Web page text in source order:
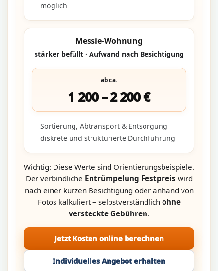
möglich
Messie-Wohnung
stärker befüllt · Aufwand nach Besichtigung
ab ca.
1 200 – 2 200 €
Sortierung, Abtransport & Entsorgung
diskrete und strukturierte Durchführung
Wichtig: Diese Werte sind Orientierungsbeispiele.
Der verbindliche Entrümpelung Festpreis wird
nach einer kurzen Besichtigung oder anhand von
Fotos kalkuliert – selbstverständlich ohne
versteckte Gebühren.
Jetzt Kosten online berechnen
Individuelles Angebot erhalten